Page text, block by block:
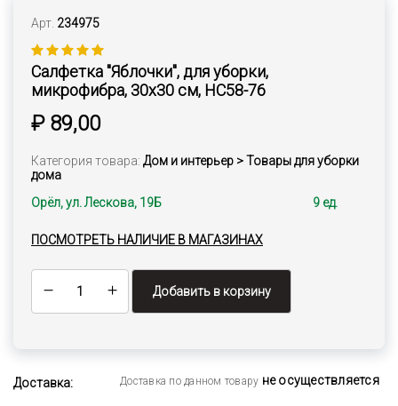
Арт. 234975
Салфетка "Яблочки", для уборки,
микрофибра, 30х30 см, НС58-76
₽ 89,00
Категория товара: Дом и интерьер > Товары для уборки
дома
Орёл, ул. Лескова, 19Б
9 ед.
ПОСМОТРЕТЬ НАЛИЧИЕ В МАГАЗИНАХ
Добавить в корзину
Доставка: Доставка по данном товару не осуществляется